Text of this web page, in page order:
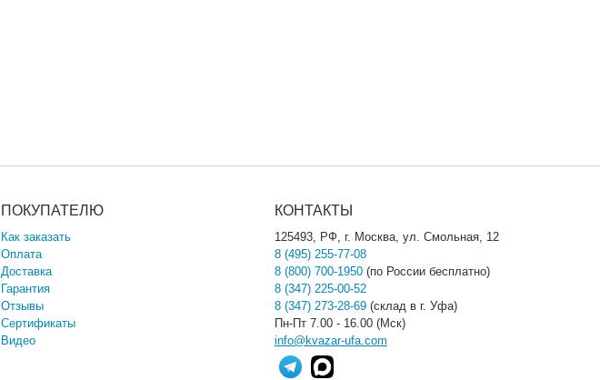
ПОКУПАТЕЛЮ
Как заказать
Оплата
Доставка
Гарантия
Отзывы
Сертификаты
Видео
КОНТАКТЫ
125493, РФ, г. Москва, ул. Смольная, 12
8 (495) 255-77-08
8 (800) 700-1950(по России бесплатно)
8 (347) 225-00-52
8 (347) 273-28-69(склад в г. Уфа)
Пн-Пт 7.00 - 16.00 (Мск)
info@kvazar-ufa.com